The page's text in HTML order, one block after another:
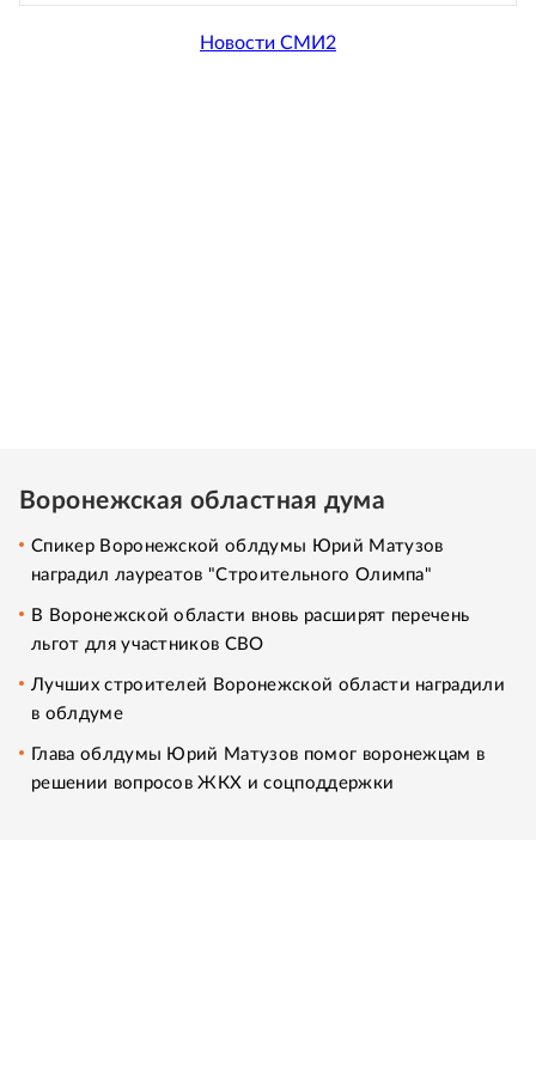
Новости СМИ2
Воронежская областная дума
Спикер Воронежской облдумы Юрий Матузов
наградил лауреатов "Строительного Олимпа"
В Воронежской области вновь расширят перечень
льгот для участников СВО
Лучших строителей Воронежской области наградили
в облдуме
Глава облдумы Юрий Матузов помог воронежцам в
решении вопросов ЖКХ и соцподдержки